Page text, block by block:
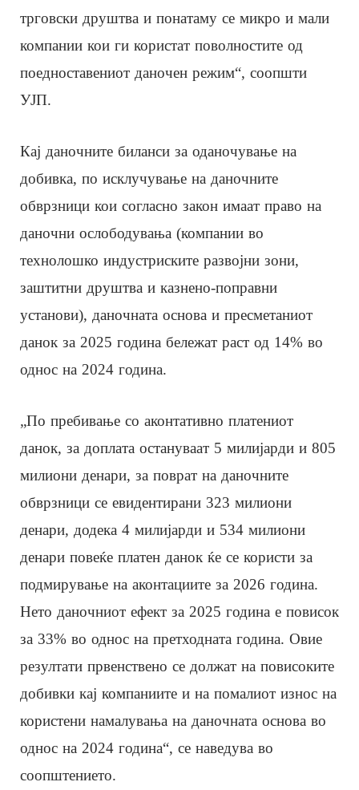
трговски друштва и понатаму се микро и мали
компании кои ги користат поволностите од
поедноставениот даночен режим“, соопшти
УЈП.
Кај даночните биланси за оданочување на
добивка, по исклучување на даночните
обврзници кои согласно закон имаат право на
даночни ослободувања (компании во
технолошко индустриските развојни зони,
заштитни друштва и казнено-поправни
установи), даночната основа и пресметаниот
данок за 2025 година бележат раст од 14% во
однос на 2024 година.
„По пребивање со аконтативно платениот
данок, за доплата остануваат 5 милијарди и 805
милиони денари, за поврат на даночните
обврзници се евидентирани 323 милиони
денари, додека 4 милијарди и 534 милиони
денари повеќе платен данок ќе се користи за
подмирување на аконтациите за 2026 година.
Нето даночниот ефект за 2025 година е повисок
за 33% во однос на претходната година. Овие
резултати првенствено се должат на повисоките
добивки кај компаниите и на помалиот износ на
користени намалувања на даночната основа во
однос на 2024 година“, се наведува во
соопштението.